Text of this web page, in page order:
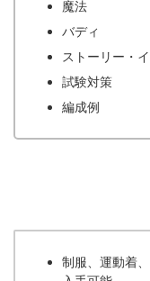
魔法
バディ
ストーリー・
試験対策
編成例
制服、運動着